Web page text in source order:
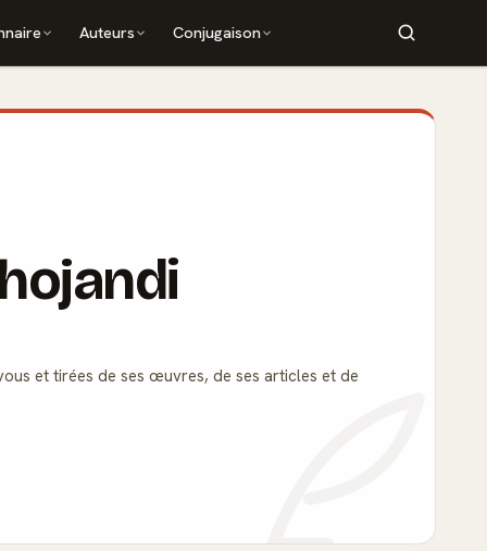
Auteurs Conjugaison
et tirées de ses œuvres, de ses articles et de